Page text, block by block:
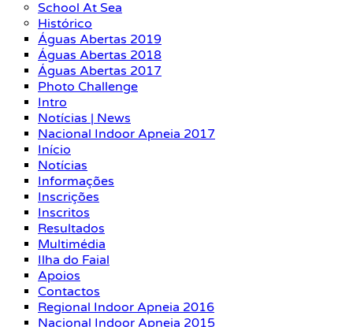
School At Sea
Histórico
Águas Abertas 2019
Águas Abertas 2018
Águas Abertas 2017
Photo Challenge
Intro
Notícias | News
Nacional Indoor Apneia 2017
Início
Notícias
Informações
Inscrições
Inscritos
Resultados
Multimédia
Ilha do Faial
Apoios
Contactos
Regional Indoor Apneia 2016
Nacional Indoor Apneia 2015